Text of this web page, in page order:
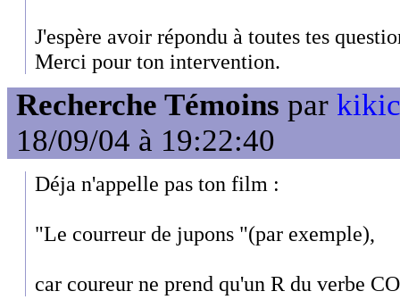
J'espère avoir répondu à toutes tes
Merci pour ton intervention.
Recherche Témoins par
18/09/04 à 19:22:40
Déja n'appelle pas ton film :
"Le courreur de jupons "(par exemple),
car coureur ne prend qu'un R du verbe